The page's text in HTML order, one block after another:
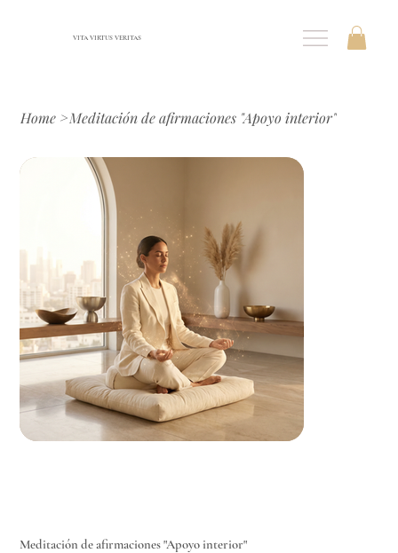
VITA VIRTUS VERITAS
Home >Meditación de afirmaciones "Apoyo interior"
Meditación de afirmaciones "Apoyo interior"